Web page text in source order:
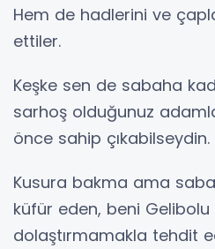
Hem de hadlerini ve
ettiler.
Keşke sen de sabaha
sarhoş olduğunuz
önce sahip çıkabilseydin.
Kusura bakma ama
küfür eden, beni Gelibolu
dolaştırmamakla tehdit